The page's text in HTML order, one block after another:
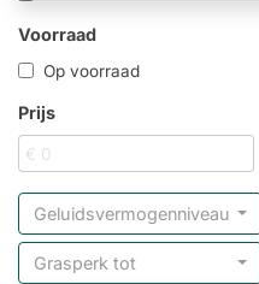
Voorraad
Op voorraad
Prijs
Geluidsvermogenniveau
Grasperk tot